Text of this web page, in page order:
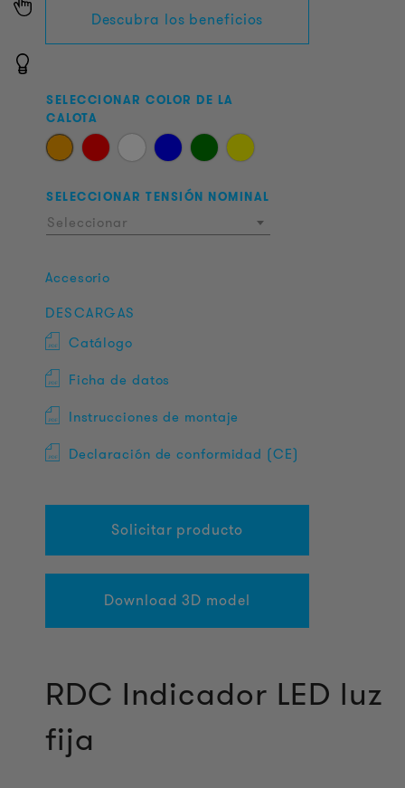
Descubra los beneficios
SELECCIONAR COLOR DE LA
CALOTA
SELECCIONAR TENSIÓN NOMINAL
Seleccionar
Accesorio
DESCARGAS
Catálogo
Ficha de datos
Instrucciones de montaje
Declaración de conformidad (CE)
Solicitar producto
Download 3D model
RDC Indicador LED luz
fija